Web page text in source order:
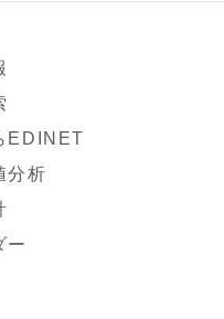
EDINET
分析
ー